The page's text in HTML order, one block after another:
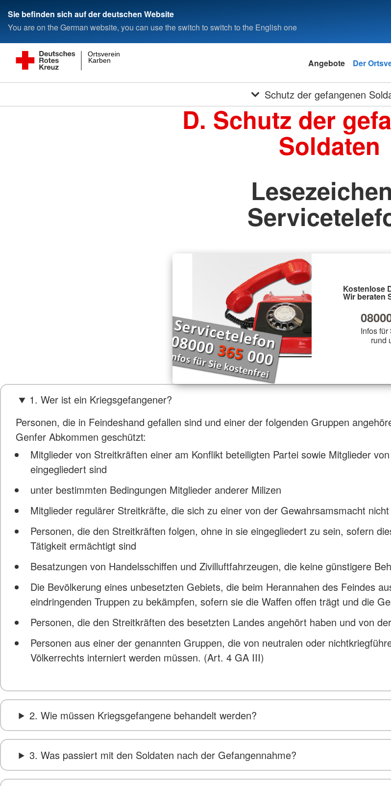
Sie befinden sich auf der deutschen Website
You are on the German website, you can use the switch to switch to the English one
Karben
Ortsverein
Angebote Der
Schutz der gefangenen
D. Schutz der
Soldaten
Kostenlose
Wir beraten
Infos
rund
1. Wer ist ein Kriegsgefangener?
Personen, die in Feindeshand gefallen sind und einer der folgenden Gruppen
Genfer Abkommen geschützt:
Mitglieder von Streitkräften einer am Konflikt beteiligten Partei sowie Mitglieder
eingegliedert sind
unter bestimmten Bedingungen Mitglieder anderer Milizen
Mitglieder regulärer Streitkräfte, die sich zu einer von der Gewahrsamsmacht
Personen, die den Streitkräften folgen, ohne in sie eingegliedert zu sein, sofern
Tätigkeit ermächtigt sind
Besatzungen von Handelsschiffen und Zivilluftfahrzeugen, die keine günstigere
Die Bevölkerung eines unbesetzten Gebiets, die beim Herannahen des Feindes
eindringenden Truppen zu bekämpfen, sofern sie die Waffen offen trägt und die
Personen, die den Streitkräften des besetzten Landes angehört haben und von
Personen aus einer der genannten Gruppen, die von neutralen oder
Völkerrechts interniert werden müssen. (Art. 4 GA III)
2. Wie müssen Kriegsgefangene behandelt werden?
3. Was passiert mit den Soldaten nach der Gefangennahme?